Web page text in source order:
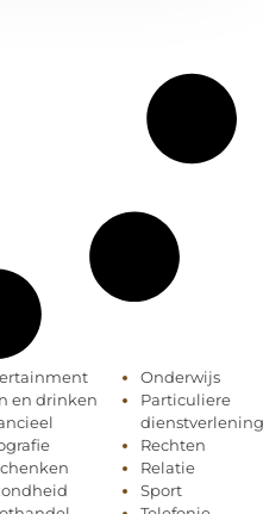
en drinken
Onderwijs
Particuliere
dienstverlening
Rechten
Relatie
Sport